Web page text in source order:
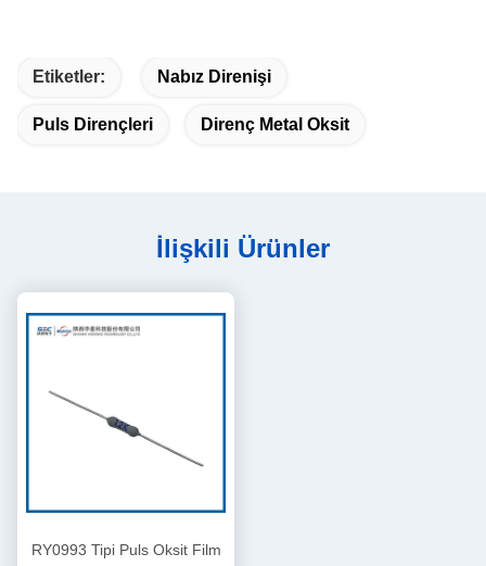
Etiketler: Nabız Direnişi
Puls Dirençleri Direnç Metal Oksit
İlişkili Ürünler
RY0993 Tipi Puls Oksit Film